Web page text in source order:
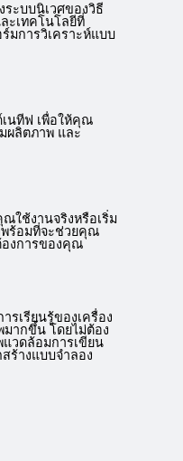
ะบบนิเวศของวิธี
ะเทคโนโลยีที่
มการวิเคราะห์แบบ
นทีฟ เพื่อให้คุณ
ผลิตภาพ และ
ใช้งานจริงหรือเริ่ม
พร้อมที่จะช่วยคุณ
งการของคุณ
รเรียนรู้ของเครื่อง
มากขึ้น โดยไม่ต้อง
แวดล้อมการเขียน
ร้างแบบจำลอง